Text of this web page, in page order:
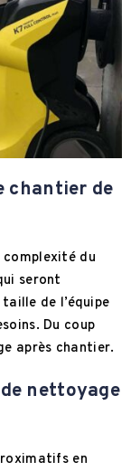
chantier de
complexité du
seront
de l’équipe
Du coup
après chantier.
nettoyage
en